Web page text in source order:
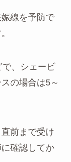
線を予防で
、シェービ
の場合は5～
前まで受け
確認してか